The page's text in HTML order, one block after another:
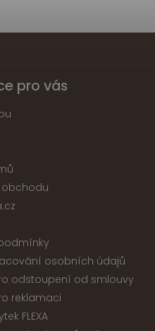
pro vás
osobních údajů
odstoupení od smlouvy
reklamaci
FLEXA